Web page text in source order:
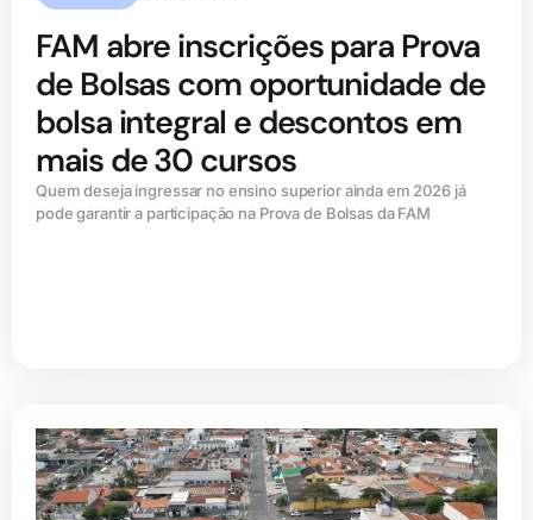
FAM abre inscrições para Prova
de Bolsas com oportunidade de
bolsa integral e descontos em
mais de 30 cursos
Quem deseja ingressar no ensino superior ainda em 2026 já
pode garantir a participação na Prova de Bolsas da FAM